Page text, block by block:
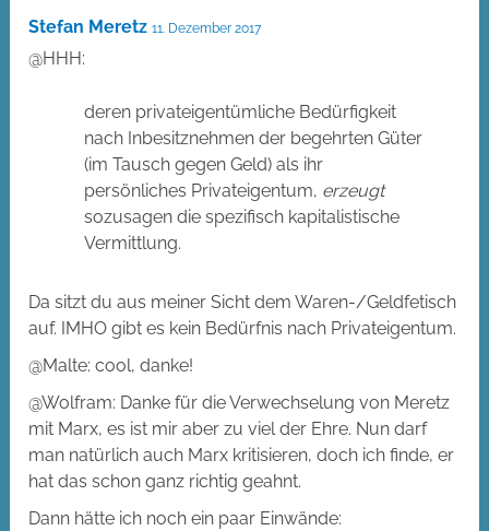
Stefan Meretz 11. Dezember 2017
@HHH:
deren privateigentümliche Bedürfigkeit
nach Inbesitznehmen der begehrten Güter
(im Tausch gegen Geld) als ihr
persönliches Privateigentum, erzeugt
sozusagen die spezifisch kapitalistische
Vermittlung.
Da sitzt du aus meiner Sicht dem Waren-/Geldfetisch
auf. IMHO gibt es kein Bedürfnis nach Privateigentum.
@Malte: cool, danke!
@Wolfram: Danke für die Verwechselung von Meretz
mit Marx, es ist mir aber zu viel der Ehre. Nun darf
man natürlich auch Marx kritisieren, doch ich finde, er
hat das schon ganz richtig geahnt.
Dann hätte ich noch ein paar Einwände: